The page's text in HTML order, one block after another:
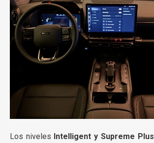
Los niveles Intelligent y Supreme Plus